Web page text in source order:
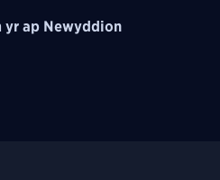
yr ap Newyddion